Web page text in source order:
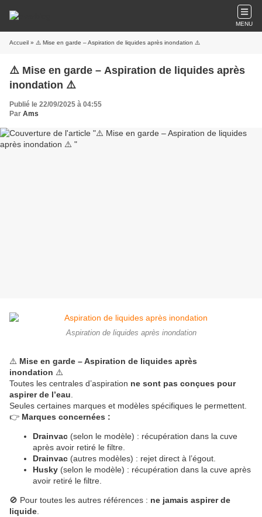
MENU
Accueil » ⚠️ Mise en garde – Aspiration de liquides après inondation ⚠️
⚠️ Mise en garde – Aspiration de liquides après
inondation ⚠️
Publié le 22/09/2025 à 04:55
Par Ams
Aspiration de liquides après inondation
⚠️ Mise en garde – Aspiration de liquides après
inondation ⚠️
Toutes les centrales d’aspiration ne sont pas conçues pour
aspirer de l’eau
Seules certaines marques et modèles spécifiques le permettent.
👉 Marques concernées :
Drainvac (selon le modèle) : récupération dans la cuve
après avoir retiré le filtre.
Drainvac (autres modèles) : rejet direct à l’égout.
Husky (selon le modèle) : récupération dans la cuve après
avoir retiré le filtre.
🚫 Pour toutes les autres références : ne jamais aspirer de
liquide